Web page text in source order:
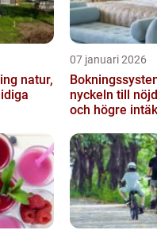
07 januari 2026
nyckeln till
och högre